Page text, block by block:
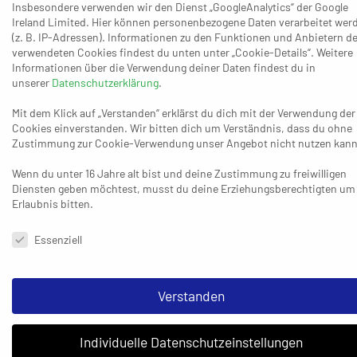
uns selbst schwer gemacht“, bestätigte Trainer Andreas Klisch,
„wir haben das Spiel ja vorher 35 Minuten klar beherrscht.“ Für
die Entscheidung sorgten dann Martin Lukas Schulz
(23:21/24:21), ehe Simon Schlösser den Schlusspunkt setzte.
Logisch: Zwischendrin gab es noch einmal Paraden, für die die
Fans den Mann des Abends lautstark feierten. Valentin
Inzenhofer und seine Kölner sind endgültig auf den Geschmack
gekommen und freuen sich jetzt aufs Top-Spiel am
kommenden Samstag beim Tabellenführer SG Schalksmühle-
Halver Dragons.
Pyszora, Hartmann (2), Schlösser (3/2), Mestrum (4), Wolf,
Ahlener SG – HSG Rhein Vikings 33:29 (20:14).Die Lage spitzt
sich allmählich zu für den Zweitliga-Absteiger, denn die Vikings
Insbesondere verwenden wir den Dienst „GoogleAnalytics“ der Google
Ireland Limited. Hier können personenbezogene Daten verarbeitet
(z. B. IP-Adressen). Informationen zu den Funktionen und Anbietern
verwendeten Cookies findest du unten unter „Cookie-Details“. Weitere
Informationen über die Verwendung deiner Daten findest du in
unserer Datenschutzerklärung.
Mit dem Klick auf „Verstanden“ erklärst du dich mit der Verwendung der
Cookies einverstanden. Wir bitten dich um Verständnis, dass du ohne
Zustimmung zur Cookie-Verwendung unser Angebot nicht nutzen
Wenn du unter 16 Jahre alt bist und deine Zustimmung zu freiwilligen
Diensten geben möchtest, musst du deine Erziehungsberechtigten um
Erlaubnis bitten.
Datenschutzeinstellungen & Nutzungsbedingungen
Essenziell
Verstanden
Individuelle Datenschutzeinstellungen